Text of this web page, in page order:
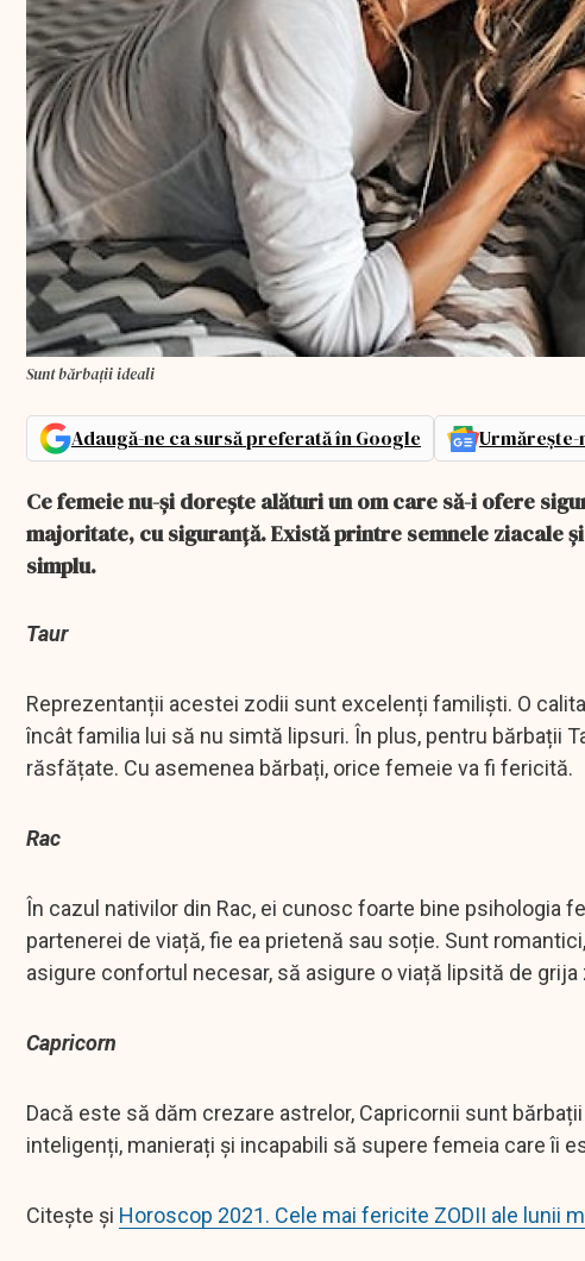
Sunt bărbații ideali
Adaugă-ne ca sursă preferată în Google Urmărește-
Ce femeie nu-și dorește alături un om care să-i ofere
majoritate, cu siguranță. Există printre semnele ziacale
simplu.
Taur
Reprezentanții acestei zodii sunt excelenți familiști. O
încât familia lui să nu simtă lipsuri. În plus, pentru bărbații
răsfățate. Cu asemenea bărbați, orice femeie va fi fericită.
Rac
În cazul nativilor din Rac, ei cunosc foarte bine psihologia
partenerei de viață, fie ea prietenă sau soție. Sunt
asigure confortul necesar, să asigure o viață lipsită de grija
Capricorn
Dacă este să dăm crezare astrelor, Capricornii sunt
inteligenți, manierați și incapabili să supere femeia care îi
Citește și Horoscop 2021. Cele mai fericite ZODII ale lunii